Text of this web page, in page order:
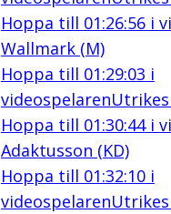
Hoppa till 01:26:56i
Wallmark (M)
Hoppa till 01:29:03 i
videospelaren
Hoppa till 01:30:44i
Adaktusson (KD)
Hoppa till 01:32:10i
videospelaren